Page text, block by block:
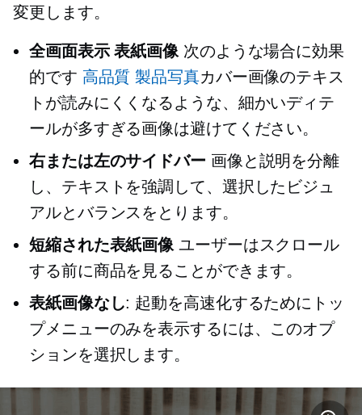
変更します。
全画面表示表紙画像 次のような場合に効果
的です 高品質 製品写真カバー画像のテキス
トが読みにくくなるような、細かいディテ
ールが多すぎる画像は避けてください。
右または左のサイドバー 画像と説明を分離
し、テキストを強調して、選択したビジュ
アルとバランスをとります。
短縮された表紙画像 ユーザーはスクロール
する前に商品を見ることができます。
表紙画像なし: 起動を高速化するためにトッ
プメニューのみを表示するには、このオプ
ションを選択します。